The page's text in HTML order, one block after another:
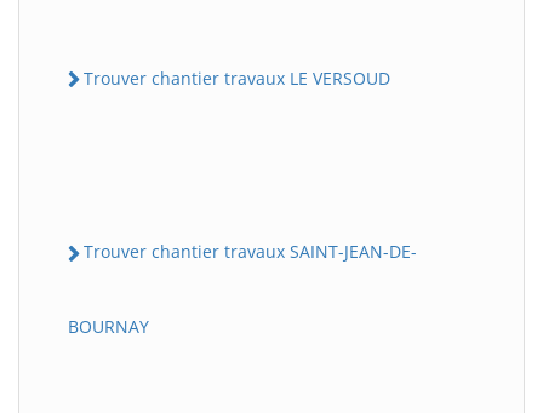
Trouver chantier travaux LE VERSOUD
Trouver chantier travaux SAINT-JEAN-DE-
BOURNAY